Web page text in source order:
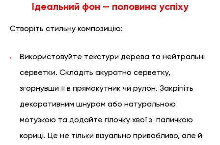
Ідеальний фон — половина успіху
Створіть стильну композицію:
Використовуйте текстури дерева та нейтральні
серветки. Складіть акуратно серветку,
згорнувши її в прямокутник чи рулон. Закріпіть
декоративним шнуром або натуральною
мотузкою та додайте гілочку хвої з паличкою
кориці. Це не тільки візуально привабливо, але й